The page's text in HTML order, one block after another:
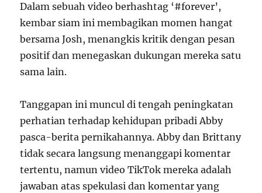
Dalam sebuah video berhashtag ‘#forever’,
kembar siam ini membagikan momen hangat
bersama Josh, menangkis kritik dengan pesan
positif dan menegaskan dukungan mereka satu
sama lain.
Tanggapan ini muncul di tengah peningkatan
perhatian terhadap kehidupan pribadi Abby
pasca-berita pernikahannya. Abby dan Brittany
tidak secara langsung menanggapi komentar
tertentu, namun video TikTok mereka adalah
jawaban atas spekulasi dan komentar yang